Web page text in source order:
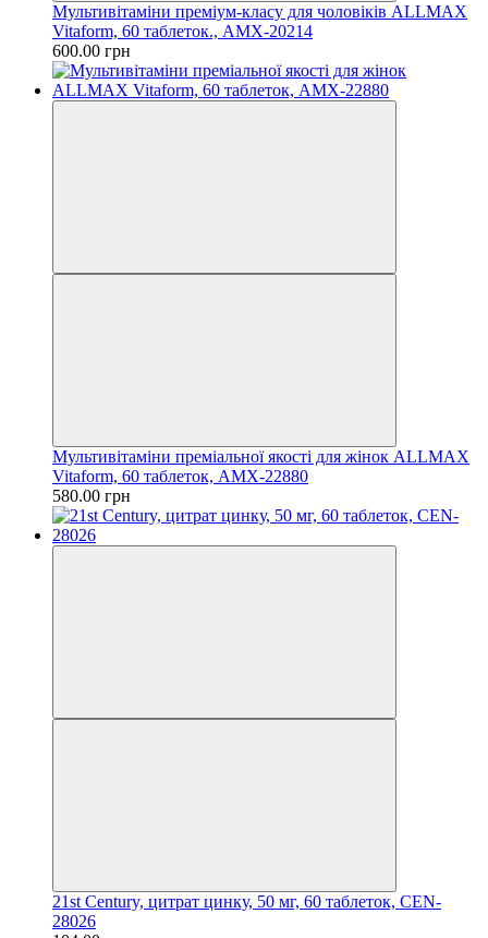
Мультивітаміни преміум-класу для чоловіків ALLMAX
Vitaform, 60 таблеток., AMX-20214
600.00 грн
Мультивітаміни преміальної якості для жінок ALLMAX
Vitaform, 60 таблеток, AMX-22880
580.00 грн
21st Century, цитрат цинку, 50 мг, 60 таблеток, CEN-
28026